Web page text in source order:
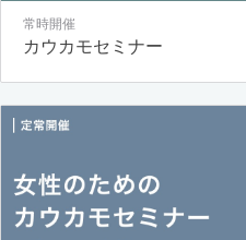
常時開催
カウカモセミナー